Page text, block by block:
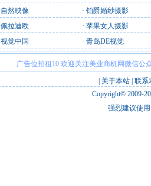
自然映像 · 铂爵婚纱摄影
佩拉迪欧 · 苹果女人摄影
视觉中国 · 青岛DE视觉
广告位招租10 欢迎关注美业商机网微信公
关于本站 联系
Copyright© 2009-
强烈建议使